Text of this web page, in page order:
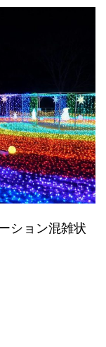
ション混雑状